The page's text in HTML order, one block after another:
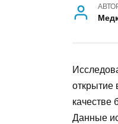
открытие
качестве
Данные